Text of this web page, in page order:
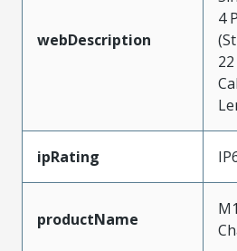
webDescription
4
ipRating
productName